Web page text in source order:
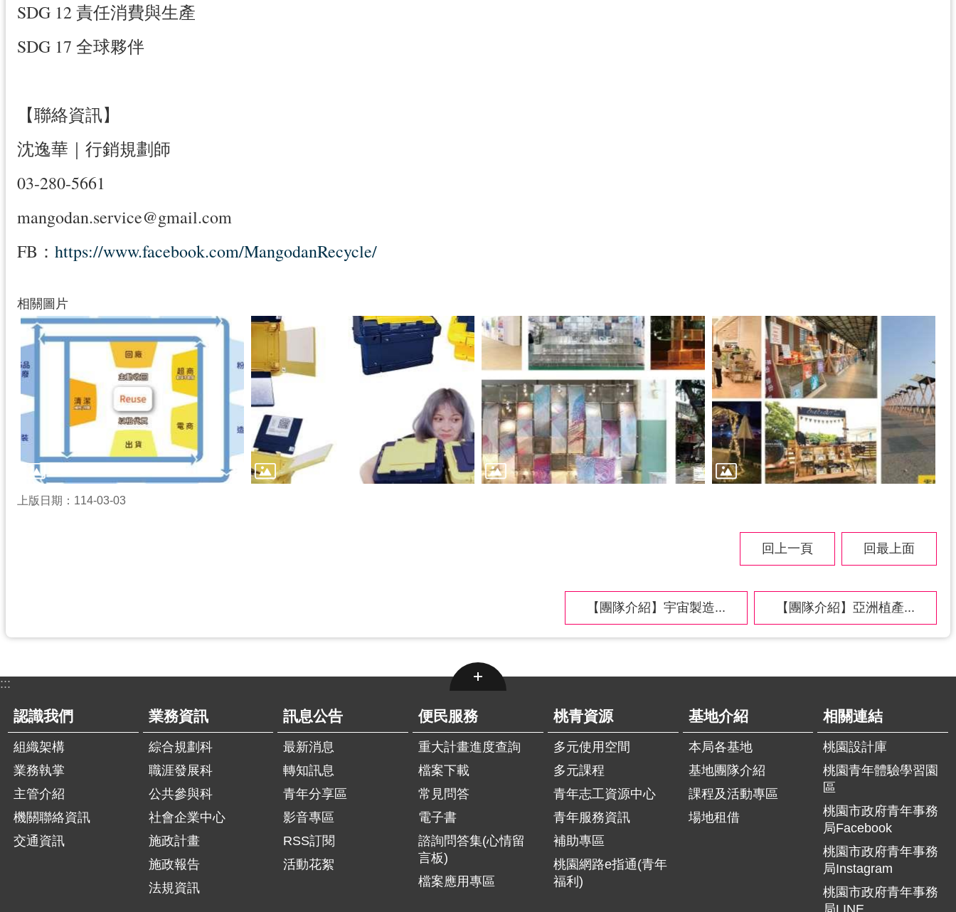
SDG 12 責任消費與生產
SDG 17 全球夥伴
【聯絡資訊】
沈逸華｜行銷規劃師
03-280-5661
mangodan.service@gmail.com
FB： https://www.facebook.com/MangodanRecycle/
相關圖片
上版日期：114-03-03
回上一頁 回最上面
【團隊介紹】宇宙製造... 【團隊介紹】亞洲植產...
:::
認識我們
組織架構
業務執掌
主管介紹
機關聯絡資訊
交通資訊
業務資訊
綜合規劃科
職涯發展科
公共參與科
社會企業中心
施政計畫
施政報告
法規資訊
訊息公告
最新消息
轉知訊息
青年分享區
影音專區
RSS訂閱
活動花絮
便民服務
重大計畫進度查詢
檔案下載
常見問答
電子書
諮詢問答集(心情留
言板)
檔案應用專區
桃青資源
多元使用空間
多元課程
青年志工資源中心
青年服務資訊
補助專區
桃園網路e指通(青年
福利)
基地介紹
本局各基地
基地團隊介紹
課程及活動專區
場地租借
相關連結
桃園設計庫
桃園青年體驗學習園
區
桃園市政府青年事務
局Facebook
桃園市政府青年事務
局Instagram
桃園市政府青年事務
局LINE